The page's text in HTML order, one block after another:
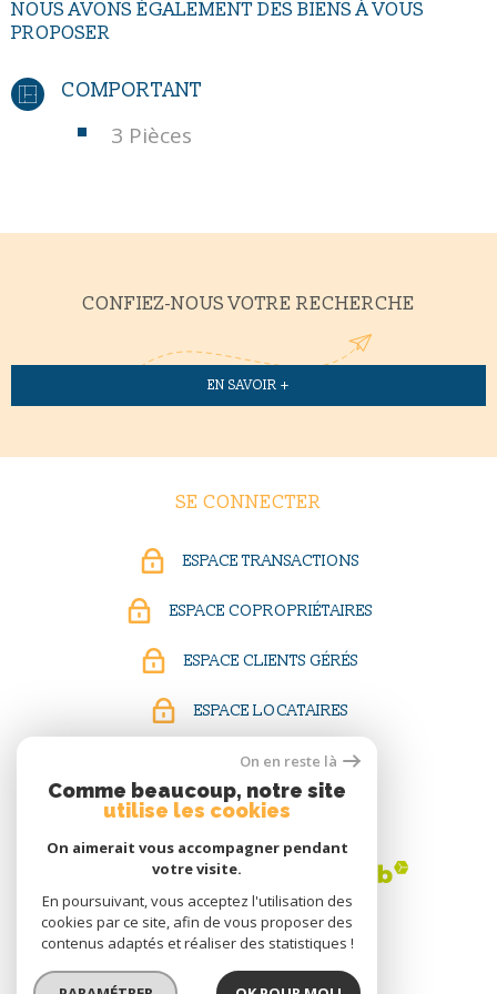
NOUS AVONS ÉGALEMENT DES BIENS À VOUS
PROPOSER
COMPORTANT
3 Pièces
CONFIEZ-NOUS VOTRE RECHERCHE
EN SAVOIR +
SE CONNECTER
ESPACE TRANSACTIONS
ESPACE COPROPRIÉTAIRES
ESPACE CLIENTS GÉRÉS
ESPACE LOCATAIRES
ADHÉRENTS
On en reste là
Comme beaucoup, notre site
utilise les cookies
On aimerait vous accompagner pendant
votre visite.
En poursuivant, vous acceptez l'utilisation des
cookies par ce site, afin de vous proposer des
contenus adaptés et réaliser des statistiques !